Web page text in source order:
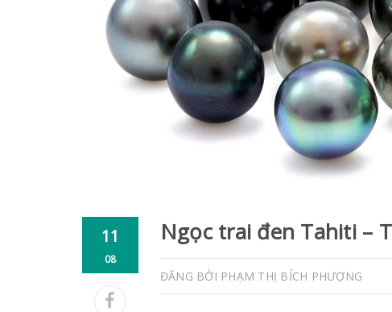
11
08
Ngọc trai đen Tahiti –
ĐĂNG BỞI PHẠM THỊ BÍCH PHƯỢNG